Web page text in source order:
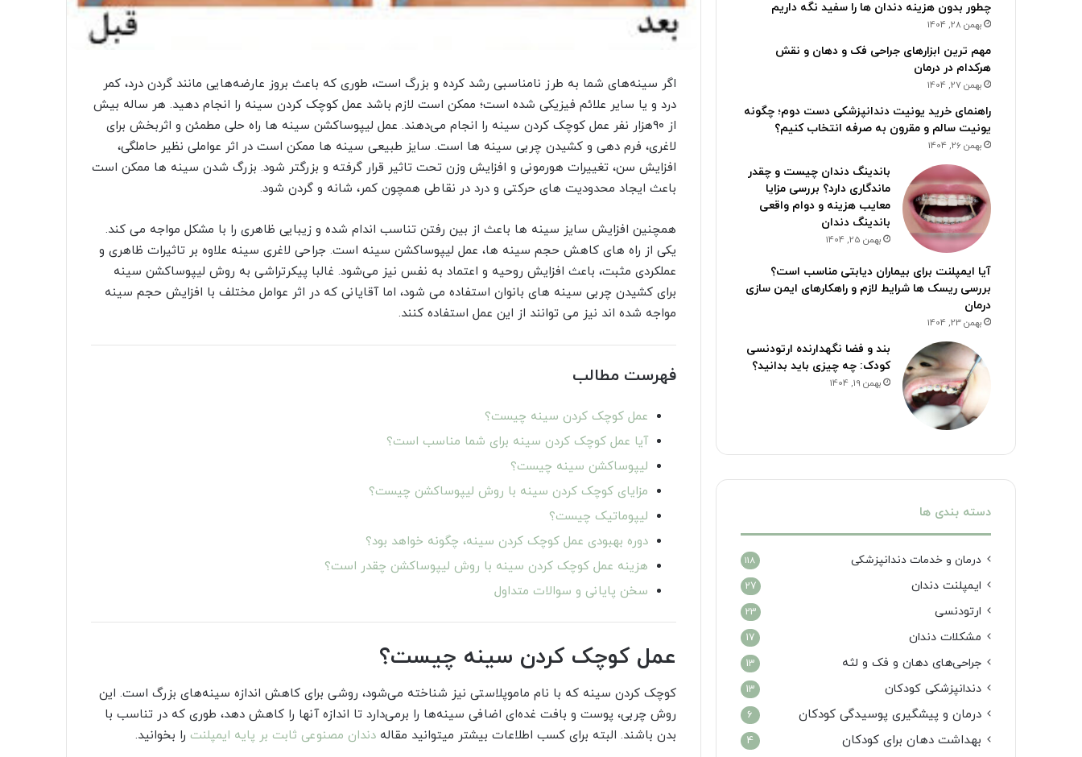
اگر سینه‌های شما به طرز نامناسبی رشد کرده و بزرگ است، طوری که باعث بروز عارضه‌هایی مانند گردن درد، کمر
درد و یا سایر علائم فیزیکی شده است؛ ممکن است لازم باشد عمل کوچک کردن سینه را انجام دهید. هر ساله بیش
از ۹۰هزار نفر عمل کوچک کردن سینه را انجام می‌دهند. عمل لیپوساکشن سینه ها راه حلی مطمئن و اثربخش برای
لاغری، فرم دهی و کشیدن چربی سینه ها است. سایز طبیعی سینه ها ممکن است در اثر عواملی نظیر حاملگی،
افزایش سن، تغییرات هورمونی و افزایش وزن تحت تاثیر قرار گرفته و بزرگتر شود. بزرگ شدن سینه ها ممکن است
باعث ایجاد محدودیت های حرکتی و درد در نقاطی همچون کمر، شانه و گردن شود.
همچنین افزایش سایز سینه ها باعث از بین رفتن تناسب اندام شده و زیبایی ظاهری را با مشکل مواجه می کند.
یکی از راه های کاهش حجم سینه ها، عمل لیپوساکشن سینه است. جراحی لاغری سینه علاوه بر تاثیرات ظاهری و
عملکردی مثبت، باعث افزایش روحیه و اعتماد به نفس نیز می‌شود. غالبا پیکرتراشی به روش لیپوساکشن سینه
برای کشیدن چربی سینه های بانوان استفاده می شود، اما آقایانی که در اثر عوامل مختلف با افزایش حجم سینه
مواجه شده اند نیز می توانند از این عمل استفاده کنند.
فهرست مطالب
عمل کوچک کردن سینه چیست؟
آیا عمل کوچک کردن سینه برای شما مناسب است؟
لیپوساکشن سینه چیست؟
مزایای کوچک کردن سینه با روش لیپوساکشن چیست؟
لیپوماتیک چیست؟
دوره بهبودی عمل کوچک کردن سینه، چگونه خواهد بود؟
هزینه عمل کوچک کردن سینه با روش لیپوساکشن چقدر است؟
سخن پایانی و سوالات متداول
عمل کوچک کردن سینه چیست؟
کوچک کردن سینه که با نام ماموپلاستی نیز شناخته می‌شود، روشی برای کاهش اندازه سینه‌های بزرگ است. این
روش چربی‌، پوست و بافت غده‌ای اضافی سینه‌ها را برمی‌دارد تا اندازه آنها را کاهش دهد، طوری که در تناسب با
بدن باشند. البته برای کسب اطلاعات بیشتر میتوانید مقالهدندان مصنوعی ثابت بر پایه ایمپلنت را بخوانید.
چطور بدون هزینه دندان ها را سفید نگه داریم
بهمن 28, 1404
مهم ترین ابزارهای جراحی فک و دهان و نقش
هرکدام در درمان
بهمن 27, 1404
راهنمای خرید یونیت دندانپزشکی دست دوم؛ چگونه
یونیت سالم و مقرون به صرفه انتخاب کنیم؟
بهمن 26, 1404
باندینگ دندان چیست و چقدر
ماندگاری دارد؟ بررسی مزایا
معایب هزینه و دوام واقعی
باندینگ دندان
بهمن 25, 1404
آیا ایمپلنت برای بیماران دیابتی مناسب است؟
بررسی ریسک ها شرایط لازم و راهکارهای ایمن سازی
درمان
بهمن 23, 1404
بند و فضا نگهدارنده ارتودنسی
کودک: چه چیزی باید بدانید؟
بهمن 19, 1404
دسته بندی ها
درمان‌ و خدمات دندانپزشکی 118
ایمپلنت دندان 27
ارتودنسی 23
مشکلات دندان 17
جراحی‌های دهان و فک و لثه 13
دندانپزشکی کودکان 13
درمان و پیشگیری پوسیدگی کودکان 6
بهداشت دهان برای کودکان 4